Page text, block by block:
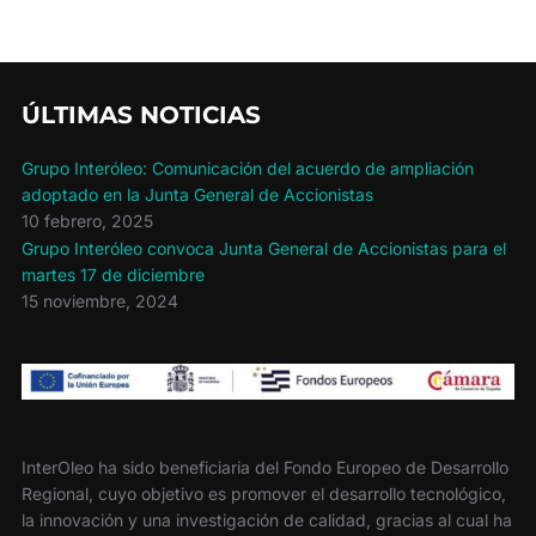
ÚLTIMAS NOTICIAS
Grupo Interóleo: Comunicación del acuerdo de ampliación
adoptado en la Junta General de Accionistas
10 febrero, 2025
Grupo Interóleo convoca Junta General de Accionistas para el
martes 17 de diciembre
15 noviembre, 2024
InterOleo ha sido beneficiaria del Fondo Europeo de Desarrollo
Regional, cuyo objetivo es promover el desarrollo tecnológico,
la innovación y una investigación de calidad, gracias al cual ha